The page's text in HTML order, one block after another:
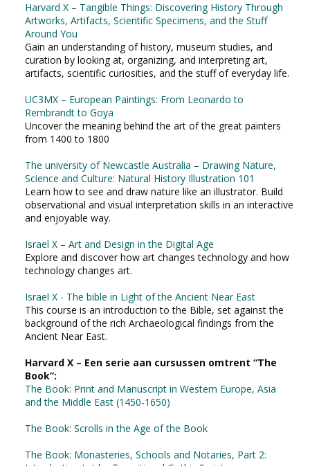
Harvard X – Tangible Things: Discovering History Through
Artworks, Artifacts, Scientific Specimens, and the Stuff
Around You
Gain an understanding of history, museum studies, and
curation by looking at, organizing, and interpreting art,
artifacts, scientific curiosities, and the stuff of everyday life.
UC3MX – European Paintings: From Leonardo to
Rembrandt to Goya
Uncover the meaning behind the art of the great painters
from 1400 to 1800
The university of Newcastle Australia – Drawing Nature,
Science and Culture: Natural History Illustration 101
Learn how to see and draw nature like an illustrator. Build
observational and visual interpretation skills in an interactive
and enjoyable way.
Israel X – Art and Design in the Digital Age
Explore and discover how art changes technology and how
technology changes art.
Israel X - The bible in Light of the Ancient Near East
This course is an introduction to the Bible, set against the
background of the rich Archaeological findings from the
Ancient Near East.
Harvard X – Een serie aan cursussen omtrent “The
Book”:
The Book: Print and Manuscript in Western Europe, Asia
and the Middle East (1450-1650)
The Book: Scrolls in the Age of the Book
The Book: Monasteries, Schools and Notaries, Part 2: